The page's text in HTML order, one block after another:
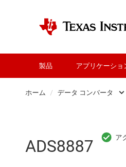
製品 アプリケーショ
ホーム / データ コンバータ
RF と
ADS8887